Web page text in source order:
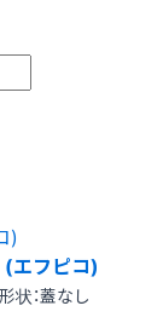
エフピコ)
：蓋なし